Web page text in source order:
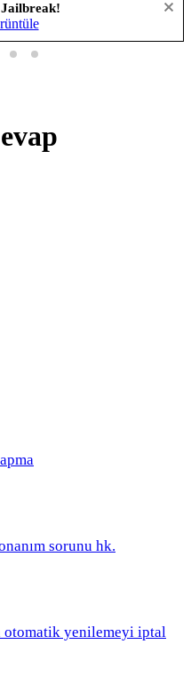
Jailbreak!
sorunu hk.
otomatik yenilemeyi iptal